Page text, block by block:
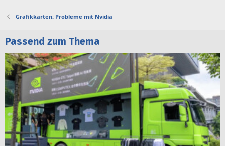
Grafikkarten: Probleme mit Nvidia
Passend zum Thema